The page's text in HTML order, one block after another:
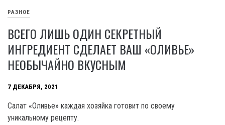
РАЗНОЕ
ВСЕГО ЛИШЬ ОДИН СЕКРЕТНЫЙ
ИНГРЕДИЕНТ СДЕЛАЕТ ВАШ «ОЛИВЬЕ»
НЕОБЫЧАЙНО ВКУСНЫМ
7 ДЕКАБРЯ, 2021
Салат «Оливье» каждая хозяйка готовит по своему
уникальному рецепту.